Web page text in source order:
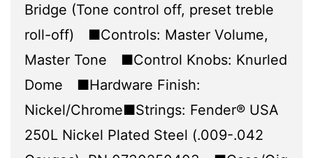
Bridge (Tone control off, preset treble
roll-off) ■Controls: Master Volume,
Master Tone ■Control Knobs: Knurled
Dome ■Hardware Finish:
Nickel/Chrome■Strings: Fender® USA
250L Nickel Plated Steel (.009-.042